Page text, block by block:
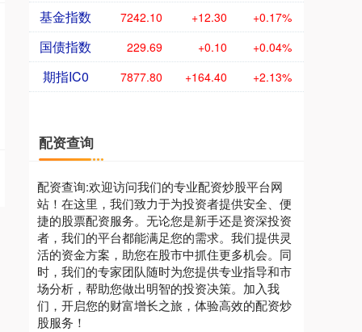
基金指数 7242.10 +12.30 +0.17%
国债指数 229.69 +0.10 +0.04%
期指IC0 7877.80 +164.40 +2.13%
配资查询
配资查询:欢迎访问我们的专业配资炒股平台网
站！在这里，我们致力于为投资者提供安全、便
捷的股票配资服务。无论您是新手还是资深投资
者，我们的平台都能满足您的需求。我们提供灵
活的资金方案，助您在股市中抓住更多机会。同
时，我们的专家团队随时为您提供专业指导和市
场分析，帮助您做出明智的投资决策。加入我
们，开启您的财富增长之旅，体验高效的配资炒
股服务！